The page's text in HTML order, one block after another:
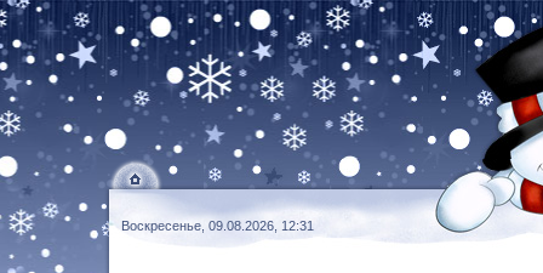
Воскресенье, 09.08.2026, 12:31